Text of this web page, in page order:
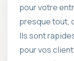
pour votre
presque tout,
Ils sont
pour vos